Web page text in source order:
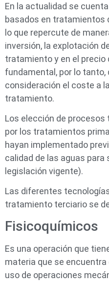
En la actualidad se
basados en tratamientos
lo que repercute de
inversión, la explotación
tratamiento y en el precio
fundamental, por lo tanto,
consideración el coste a
tratamiento.
Los elección de
por los tratamientos
hayan implementado
calidad de las aguas para
legislación vigente).
Las diferentes
tratamiento terciario se
Fisicoquímicos
Es una operación que
materia que se
uso de operaciones